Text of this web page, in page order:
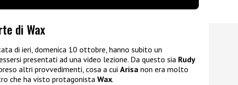
di Wax
di ieri, domenica 10 ottobre, hanno subito un
presentati ad una video lezione. Da questo sia Rudy
altri provvedimenti, cosa a cui Arisa non era molto
che ha visto protagonista Wax.